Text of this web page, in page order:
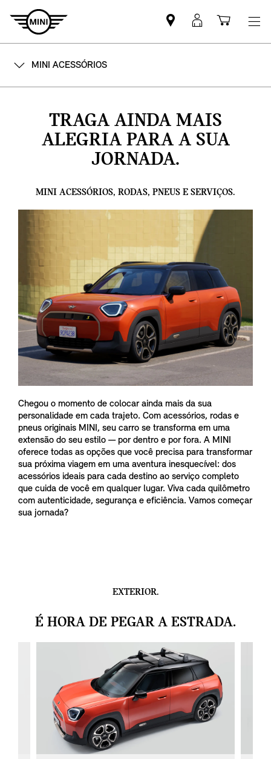
Mini
dealer
MyMini
logincart
MINI ACESSÓRIOS
TRAGA AINDA MAIS
ALEGRIA PARA A SUA
JORNADA.
MINI ACESSÓRIOS, RODAS, PNEUS E SERVIÇOS.
Chegou o momento de colocar ainda mais da sua
personalidade em cada trajeto. Com acessórios, rodas e
pneus originais MINI, seu carro se transforma em uma
extensão do seu estilo — por dentro e por fora. A MINI
oferece todas as opções que você precisa para transformar
sua próxima viagem em uma aventura inesquecível: dos
acessórios ideais para cada destino ao serviço completo
que cuida de você em qualquer lugar. Viva cada quilômetro
com autenticidade, segurança e eficiência. Vamos começar
sua jornada?
EXTERIOR.
É HORA DE PEGAR A ESTRADA.